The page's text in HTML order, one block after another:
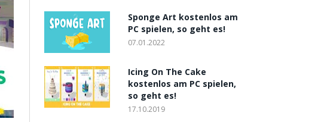
Sponge Art kostenlos am
PC spielen, so geht es!
07.01.2022
Icing On The Cake
kostenlos am PC spielen,
so geht es!
17.10.2019